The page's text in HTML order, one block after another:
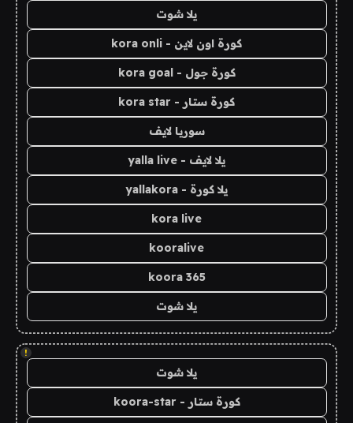
يلا شوت
كورة اون لاين - kora onli
كورة جول - kora goal
كورة ستار - kora star
سوريا لايف
يلا لايف - yalla live
يلا كورة - yallakora
kora live
kooralive
koora 365
يلا شوت
!
يلا شوت
كورة ستار - koora-star